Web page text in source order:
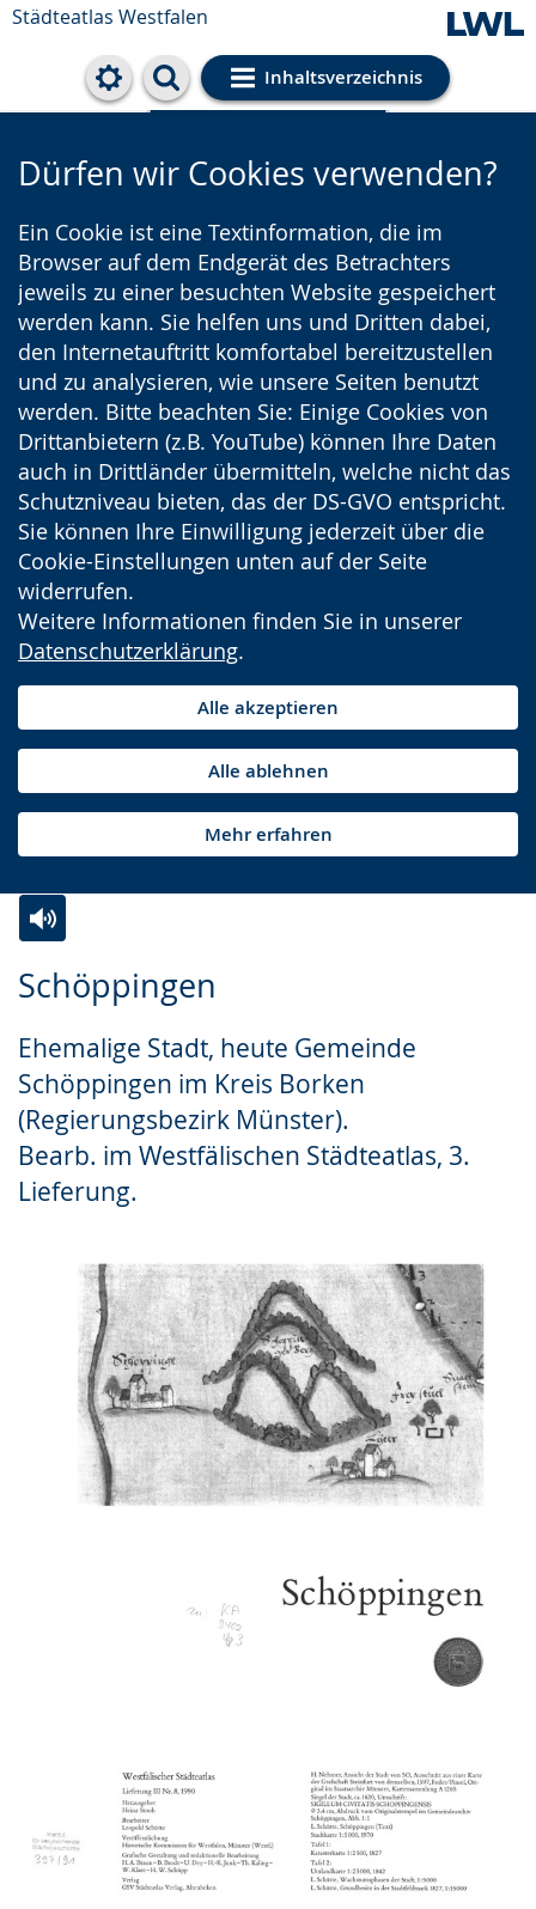
Städteatlas Westfalen
Inhaltsverzeichnis
Cookie-Einstellungen
Dürfen wir Cookies verwenden?
Ein Cookie ist eine Textinformation, die im
Browser auf dem Endgerät des Betrachters
jeweils zu einer besuchten Website gespeichert
werden kann. Sie helfen uns und Dritten dabei,
den Internetauftritt komfortabel bereitzustellen
und zu analysieren, wie unsere Seiten benutzt
werden. Bitte beachten Sie: Einige Cookies von
Drittanbietern (z.B. YouTube) können Ihre Daten
auch in Drittländer übermitteln, welche nicht das
Schutzniveau bieten, das der DS-GVO entspricht.
Sie können Ihre Einwilligung jederzeit über die
Cookie-Einstellungen unten auf der Seite
widerrufen.
Weitere Informationen finden Sie in unserer
Datenschutzerklärung.
Alle akzeptieren
Alle ablehnen
Mehr erfahren
Schöppingen
Ehemalige Stadt, heute Gemeinde
Schöppingen im Kreis Borken
(Regierungsbezirk Münster).
Bearb. im Westfälischen Städteatlas, 3.
Lieferung.
Leichten
wechseln.
Audio-
Video
Deutscher
Gebärdensprache
wird
angezeigt.